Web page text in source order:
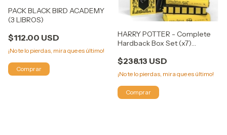
PACK BLACK BIRD ACADEMY
(3 LIBROS)
$112.00 USD
¡No te lo pierdas, mira que es último!
HARRY POTTER - Complete
Hardback Box Set (x7)
$238.13 USD
¡No te lo pierdas, mira que es último!